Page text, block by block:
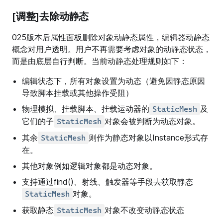
[调整]去除动静态
025版本后属性面板删除对象动静态属性，编辑器动静态
概念对用户透明。用户不再需要考虑对象的动静态状态，
而是由底层自行判断。当前动静态处理规则如下：
编辑状态下，所有对象设置为动态（避免因静态原因
导致脚本挂载或其他操作受阻）
物理模拟、挂载脚本、挂载运动器的 StaticMesh 及
它们的子 StaticMesh 对象会被判断为动态对象。
其余 StaticMesh 则作为静态对象以Instance形式存
在。
其他对象例如逻辑对象都是动态对象。
支持通过find()、射线、触发器等手段去获取静态
StaticMesh 对象。
获取静态 StaticMesh 对象不改变动静态状态